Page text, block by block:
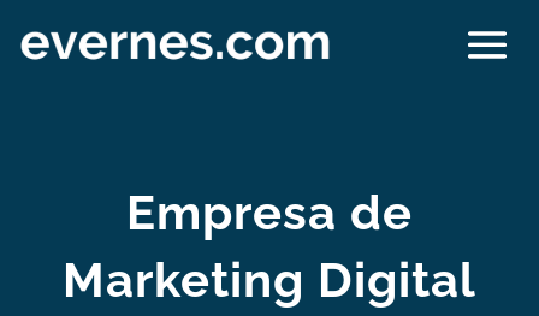
Empresa de
Marketing Digital